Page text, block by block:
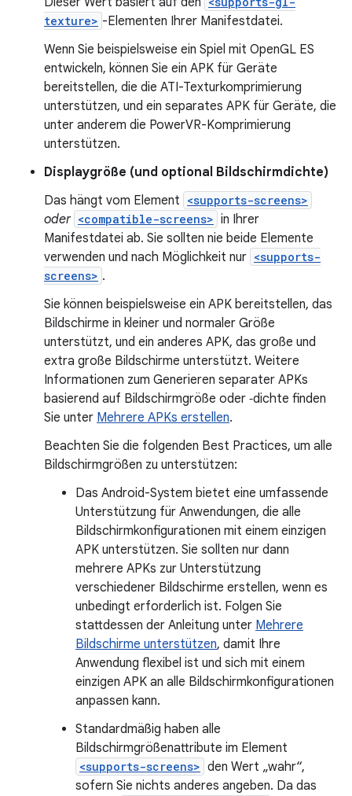
texture> -Elementen Ihrer Manifestdatei.
Wenn Sie beispielsweise ein Spiel mit OpenGL ES
entwickeln, können Sie ein APK für Geräte
bereitstellen, die die ATI-Texturkomprimierung
unterstützen, und ein separates APK für Geräte, die
unter anderem die PowerVR-Komprimierung
unterstützen.
Displaygröße (und optional Bildschirmdichte)
Das hängt vom Element <supports-screens>
oder <compatible-screens> in Ihrer
Manifestdatei ab. Sie sollten nie beide Elemente
verwenden und nach Möglichkeit nur <supports-
screens> .
Sie können beispielsweise ein APK bereitstellen, das
Bildschirme in kleiner und normaler Größe
unterstützt, und ein anderes APK, das große und
extra große Bildschirme unterstützt. Weitere
Informationen zum Generieren separater APKs
basierend auf Bildschirmgröße oder ‑dichte finden
Sie unter Mehrere APKs erstellen.
Beachten Sie die folgenden Best Practices, um alle
Bildschirmgrößen zu unterstützen:
Das Android-System bietet eine umfassende
Unterstützung für Anwendungen, die alle
Bildschirmkonfigurationen mit einem einzigen
APK unterstützen. Sie sollten nur dann
mehrere APKs zur Unterstützung
verschiedener Bildschirme erstellen, wenn es
unbedingt erforderlich ist. Folgen Sie
stattdessen der Anleitung unter Mehrere
Bildschirme unterstützen, damit Ihre
Anwendung flexibel ist und sich mit einem
einzigen APK an alle Bildschirmkonfigurationen
anpassen kann.
Standardmäßig haben alle
Bildschirmgrößenattribute im Element
<supports-screens> den Wert „wahr“,
sofern Sie nichts anderes angeben. Da das